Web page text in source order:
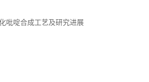
吡啶合成工艺及研究进展